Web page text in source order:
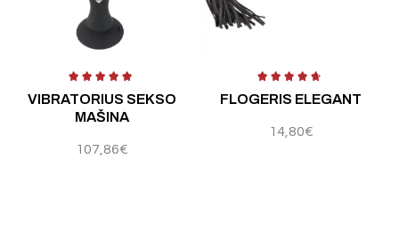
VIBRATORIUS SEKSO
MAŠINA
107,86€
FLOGERIS ELEGANT
14,80€